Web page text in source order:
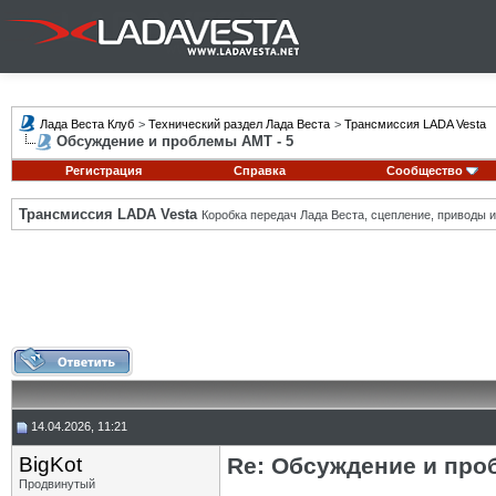
Лада Веста Клуб > Технический раздел Лада Веста > Трансмиссия LADA Vesta
Обсуждение и проблемы АМТ - 5
Регистрация Справка Сообщество
Трансмиссия LADA Vesta Коробка передач Лада Веста, сцепление, приводы и
14.04.2026, 11:21
BigKot
Продвинутый
Re: Обсуждение и